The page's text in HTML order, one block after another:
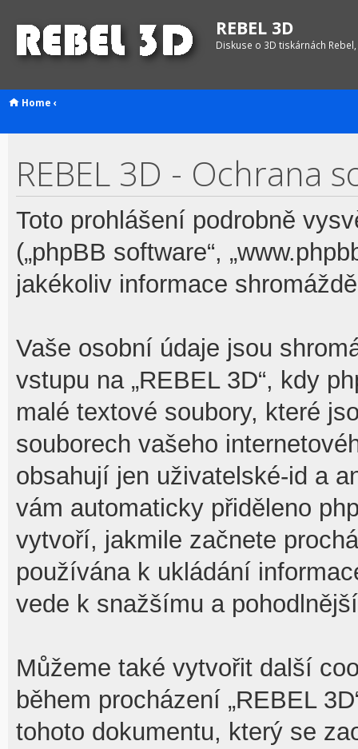
REBEL 3D
Diskuse o 3D tiskárnách
Home ‹
REBEL 3D - Ochrana
Toto prohlášení podrobně
(„phpBB software“,
jakékoliv informace
Vaše osobní údaje jsou
vstupu na „REBEL 3D“, kdy
malé textové soubory, které
souborech vašeho
obsahují jen uživatelské-id a
vám automaticky přiděleno
vytvoří, jakmile začnete
používána k ukládání
vede k snažšímu a
Můžeme také vytvořit další
během procházení „REBEL
tohoto dokumentu, který se